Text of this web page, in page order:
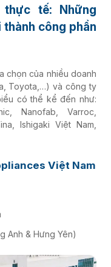
thực tế: Những
công phần
chọn của nhiều doanh
Toyota,…) và công ty
có thể kể đến như:
Nanofab, Varroc,
Ishigaki Việt Nam,
Việt Nam
Anh & Hưng Yên)